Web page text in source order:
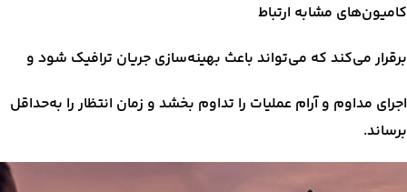
کامیون‌های مشابه ارتباط
برقرار می‌کند که می‌تواند باعث بهینه‌سازی جریان ترافیک شود و
اجرای مداوم و آرام عملیات را تداوم بخشد و زمان انتظار را به‌حداقل
برساند.